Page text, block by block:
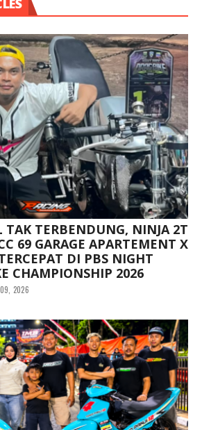
TAK TERBENDUNG, NINJA 2T
69 GARAGE APARTEMENT X
DI PBS NIGHT
CHAMPIONSHIP 2026
2026